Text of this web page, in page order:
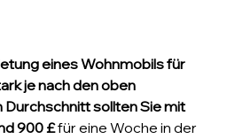
eines Wohnmobils für
je nach den oben
Durchschnitt sollten Sie mit
900 £ für eine Woche in der